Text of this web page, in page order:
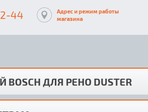
44
Адрес и режим работы
магазина
ДЛЯ РЕНО DUSTER